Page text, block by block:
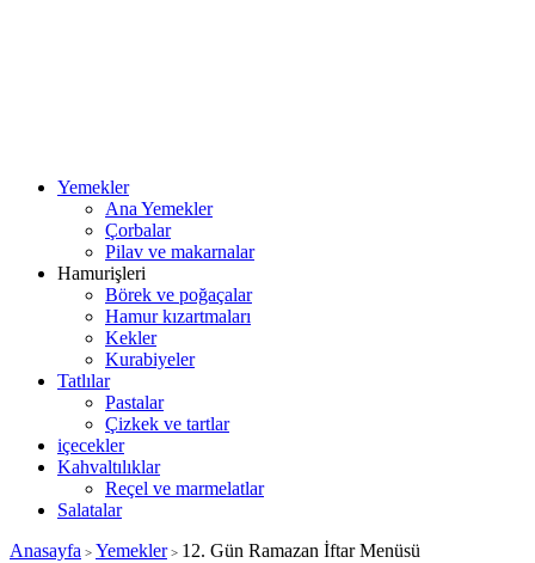
Yemekler
Ana Yemekler
Çorbalar
Pilav ve makarnalar
Hamurişleri
Börek ve poğaçalar
Hamur kızartmaları
Kekler
Kurabiyeler
Tatlılar
Pastalar
Çizkek ve tartlar
içecekler
Kahvaltılıklar
Reçel ve marmelatlar
Salatalar
Anasayfa > Yemekler> 12. Gün Ramazan İftar Menüsü